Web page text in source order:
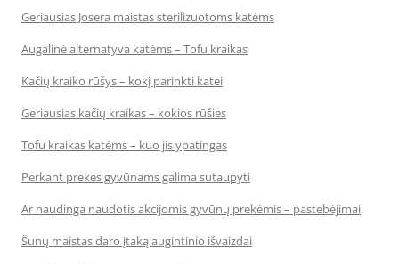
Geriausias Josera maistas sterilizuotoms katėms
Augalinė alternatyva katėms – Tofu kraikas
Kačių kraiko rūšys – kokį parinkti katei
Geriausias kačių kraikas – kokios rūšies
Tofu kraikas katėms – kuo jis ypatingas
Perkant prekes gyvūnams galima sutaupyti
Ar naudinga naudotis akcijomis gyvūnų prekėmis – pastebėjimai
Šunų maistas daro įtaką augintinio išvaizdai